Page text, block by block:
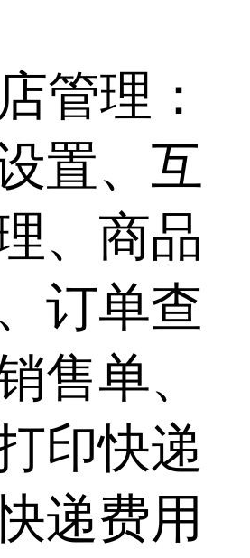
管理：
置、互
、商品
订单查
售单、
印快递
递费用